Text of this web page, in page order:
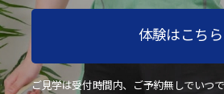
体験はこちら
ご見学は受付時間内、ご予約無しでいつ